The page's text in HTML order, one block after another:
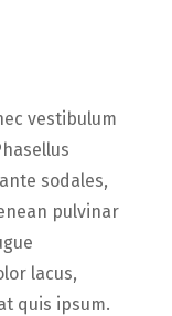
vestibulum
sodales,
pulvinar
lacus,
quis ipsum.